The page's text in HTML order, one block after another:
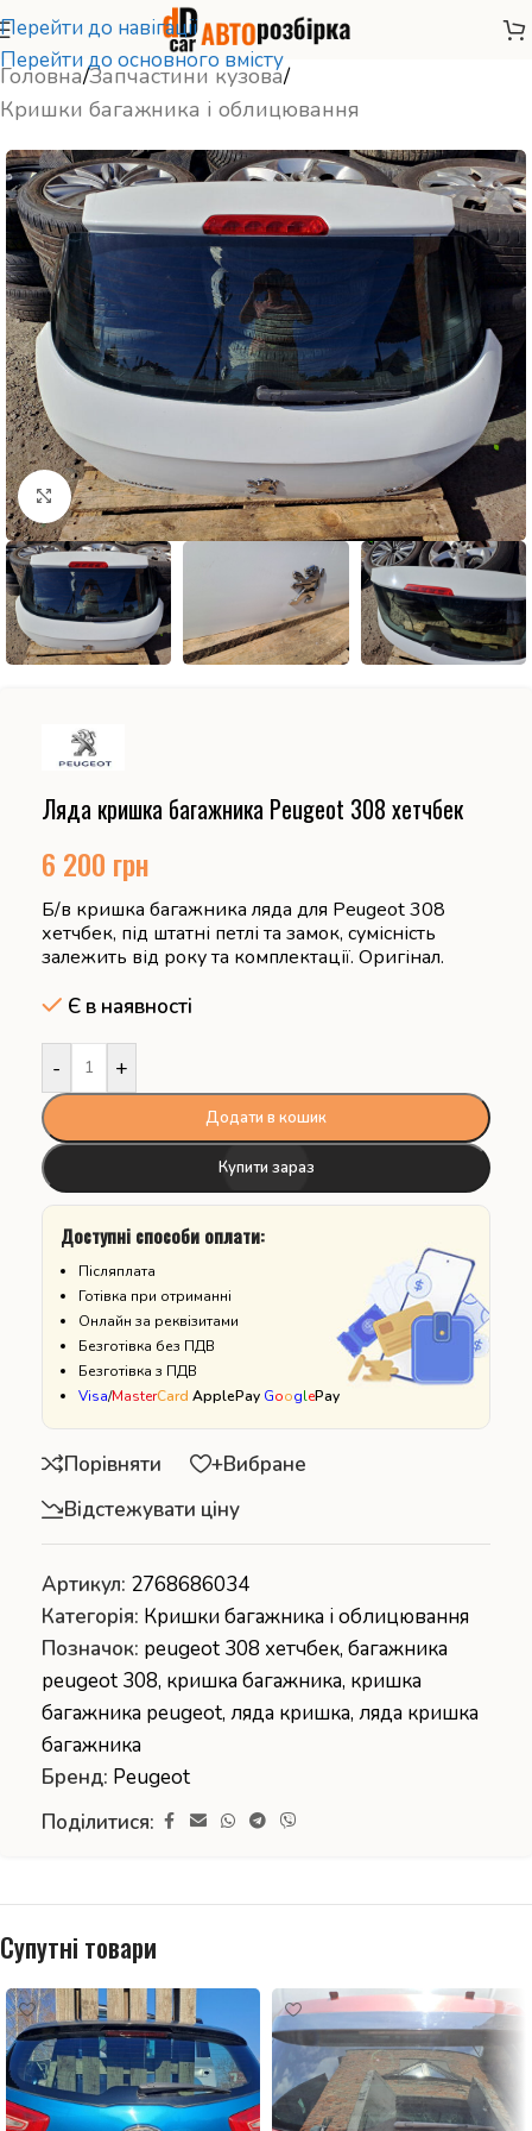
Перейти до навігації
Перейти до основного вмісту
Головна/Запчастини кузова/
Кришки багажника і облицювання
Натисніть, щоб збільшити
Ляда кришка багажника Peugeot 308 хетчбек
6 200 грн
Б/в кришка багажника ляда для Peugeot 308
хетчбек, під штатні петлі та замок, сумісність
залежить від року та комплектації. Оригінал.
Є в наявності
- +
Додати в кошик
Купити зараз
Доступні способи оплати:
Післяплата
Готівка при отриманні
Онлайн за реквізитами
Безготівка без ПДВ
Безготівка з ПДВ
Visa/MasterCard ApplePay GooglePay
Порівняти
+Вибране
Відстежувати ціну
Артикул: 2768686034
Категорія: Кришки багажника і облицювання
Позначок: peugeot 308 хетчбек, багажника
peugeot 308, кришка багажника, кришка
багажника peugeot, ляда кришка, ляда кришка
багажника
Бренд: Peugeot
Поділитися:
Супутні товари